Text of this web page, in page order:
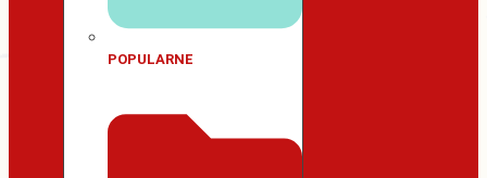
POPULARNE